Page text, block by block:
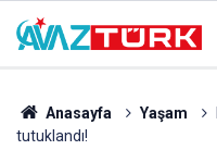
Anasayfa Yaşam
tutuklandı!